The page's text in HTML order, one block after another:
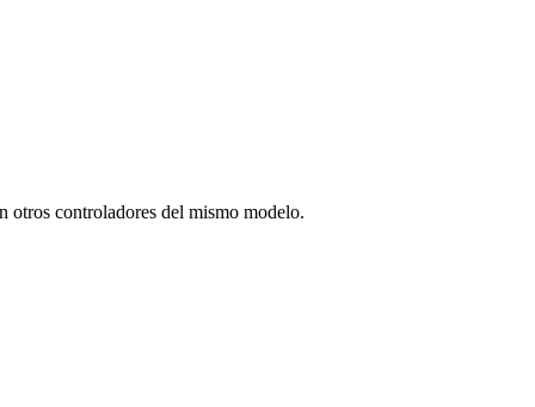
otros controladores del mismo modelo.